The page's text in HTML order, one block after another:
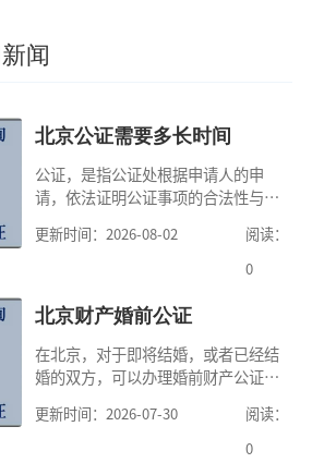
闻
北京公证需要多长时间
公证，是指公证处根据申请人的申
请，依法证明公证事项的合法性与真
高公证事项的效力，固定证据，但是
很多人不知道在北京办理公证需要多
家，办理公证的时候除了需要按照公
道北京公证需要什么材料,北京公证需
要多少钱？北京公
更新时间：2026-08-02
阅读：
0
北京财产婚前公证
在北京，对于即将结婚，或者已经结
婚的双方，可以办理婚前财产公证，
式，可以避免个人财产引发的纠纷，
但是，在北京办理婚前财产公证，除
更新时间：2026-07-30
阅读：
0